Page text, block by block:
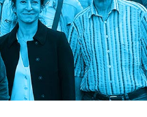
für alle
Was ist Mediation?
Mediationsordnung
Fallbeispiel